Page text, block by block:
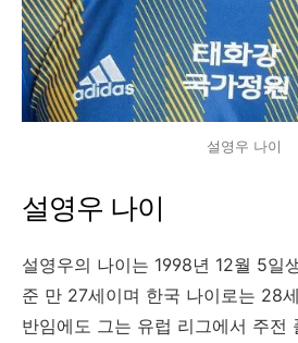
설영우 나이
설영우 나이
설영우의 나이는 1998년 12월 5일
준 만 27세이며 한국 나이로는 28
반임에도 그는 유럽 리그에서 주전